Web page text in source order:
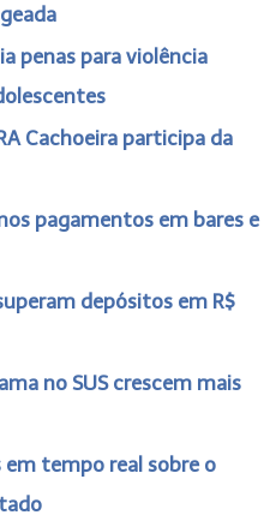
penas para violência
Cachoeira participa da
pagamentos em bares e
depósitos em R$
no SUS crescem mais
tempo real sobre o